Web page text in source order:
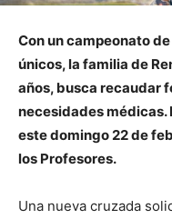
Con un campeonato
únicos, la familia de
años, busca recaudar
necesidades
este domingo 22 de
los Profesores.
Una nueva cruzada